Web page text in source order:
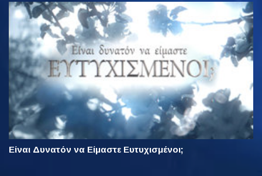
Είναι Δυνατόν να Είμαστε Ευτυχισμένοι;